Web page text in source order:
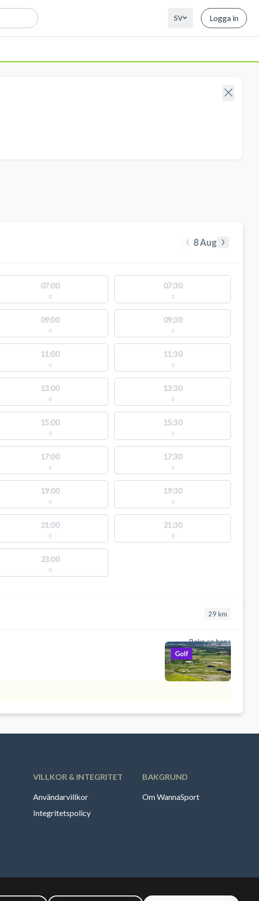
SV Logga in
‹ 8 Aug ›
07:00
0
07:30
0
09:00
0
09:30
0
11:00
0
11:30
0
13:00
0
13:30
0
15:00
0
15:30
0
17:00
0
17:30
0
19:00
0
19:30
0
21:00
0
21:30
0
23:00
0
29 km
Boka en bana
Golf
VILLKOR & INTEGRITET
Användarvillkor
Integritetspolicy
BAKGRUND
Om WannaSport